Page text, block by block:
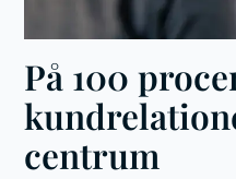
På 100
centrum